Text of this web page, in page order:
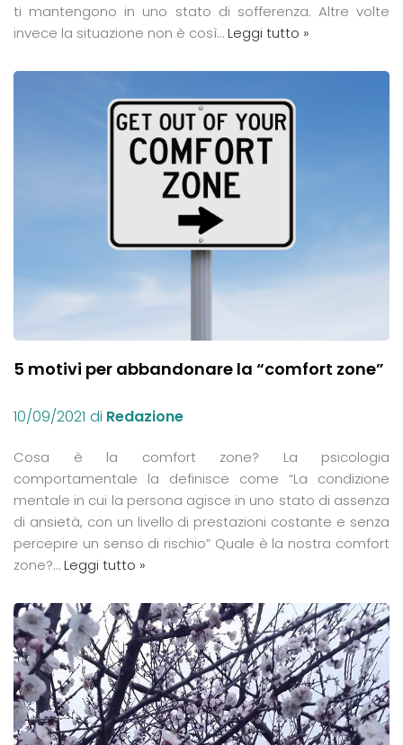
ti mantengono in uno stato di sofferenza. Altre volte
invece la situazione non è così…Leggi tutto »
5 motivi per abbandonare la “comfort zone”
10/09/2021 di Redazione
Cosa è la comfort zone? La psicologia
comportamentale la definisce come “La condizione
mentale in cui la persona agisce in uno stato di assenza
di ansietà, con un livello di prestazioni costante e senza
percepire un senso di rischio” Quale è la nostra comfort
zone?…Leggi tutto »